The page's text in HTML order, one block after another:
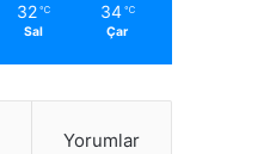
32 ℃
Sal
34 ℃
Çar
Yorumlar